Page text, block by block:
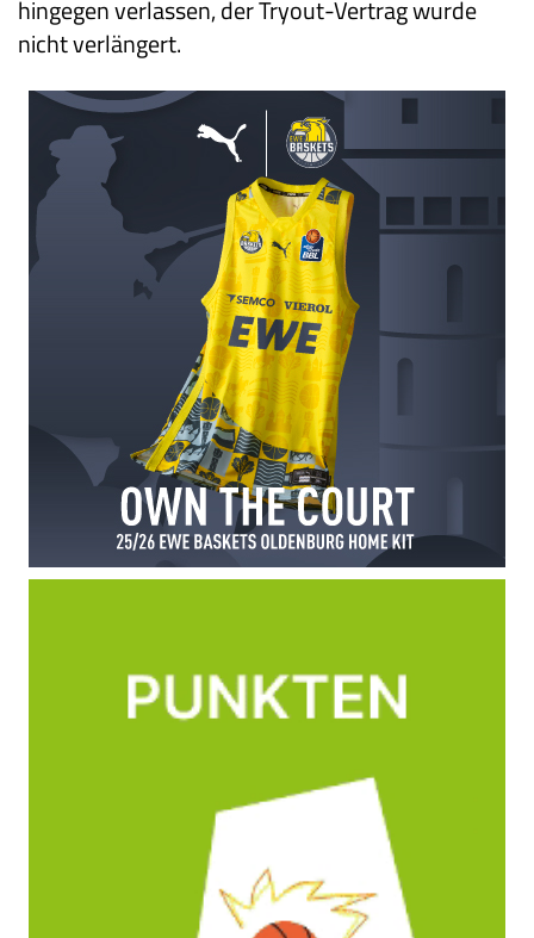
hingegen verlassen, der Tryout-Vertrag wurde
nicht verlängert.